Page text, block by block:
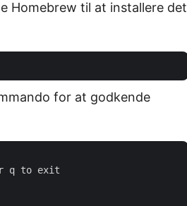
Homebrew til at installere det
for at godkende
q to exit